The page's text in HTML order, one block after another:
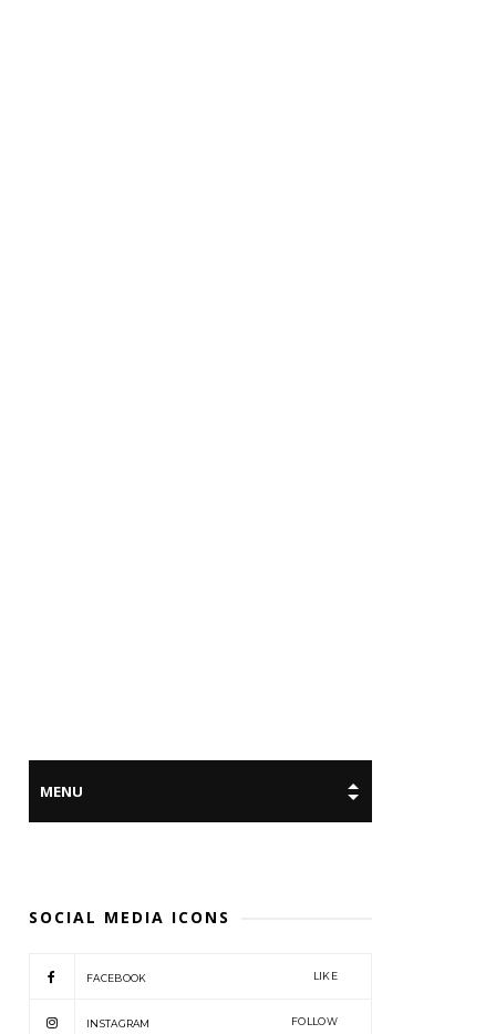
SOCIAL MEDIA ICONS
FACEBOOK LIKE
INSTAGRAM FOLLOW